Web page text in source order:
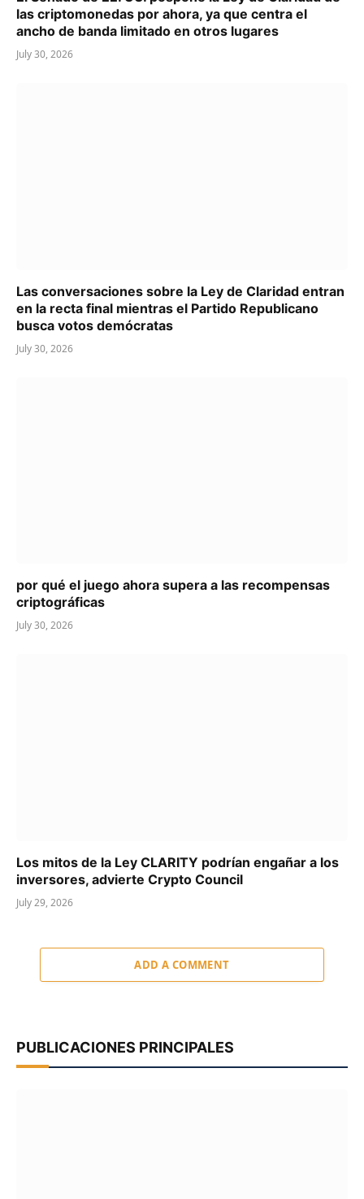
las criptomonedas por ahora, ya que centra el
ancho de banda limitado en otros lugares
July 30, 2026
Las conversaciones sobre la Ley de Claridad entran
en la recta final mientras el Partido Republicano
busca votos demócratas
July 30, 2026
por qué el juego ahora supera a las recompensas
criptográficas
July 30, 2026
Los mitos de la Ley CLARITY podrían engañar a los
inversores, advierte Crypto Council
July 29, 2026
ADD A COMMENT
PUBLICACIONES PRINCIPALES